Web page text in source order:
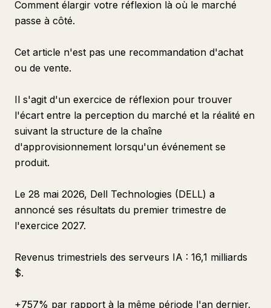
Comment élargir votre réflexion là où le marché
passe à côté.
Cet article n'est pas une recommandation d'achat
ou de vente.
Il s'agit d'un exercice de réflexion pour trouver
l'écart entre la perception du marché et la réalité en
suivant la structure de la chaîne
d'approvisionnement lorsqu'un événement se
produit.
Le 28 mai 2026, Dell Technologies (DELL) a
annoncé ses résultats du premier trimestre de
l'exercice 2027.
Revenus trimestriels des serveurs IA : 16,1 milliards
$.
+757% par rapport à la même période l'an dernier.